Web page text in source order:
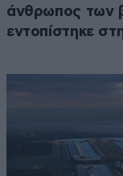
άνθρωπος των
εντοπίστηκε